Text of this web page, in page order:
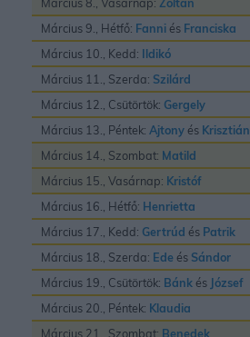
Március 9., Hétfő: Fanni és Franciska
Március 10., Kedd: Ildikó
Március 11., Szerda: Szilárd
Március 12., Csütörtök: Gergely
Március 13., Péntek: Ajtony és Krisztián
Március 14., Szombat: Matild
Március 15., Vasárnap: Kristóf
Március 16., Hétfő: Henrietta
Március 17., Kedd: Gertrúd és Patrik
Március 18., Szerda: Ede és Sándor
Március 19., Csütörtök: Bánk és József
Március 20., Péntek: Klaudia
Március 21., Szombat: Benedek